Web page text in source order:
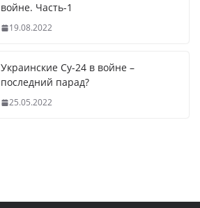
войне. Часть-1
19.08.2022
Украинские Су-24 в войне –
последний парад?
25.05.2022